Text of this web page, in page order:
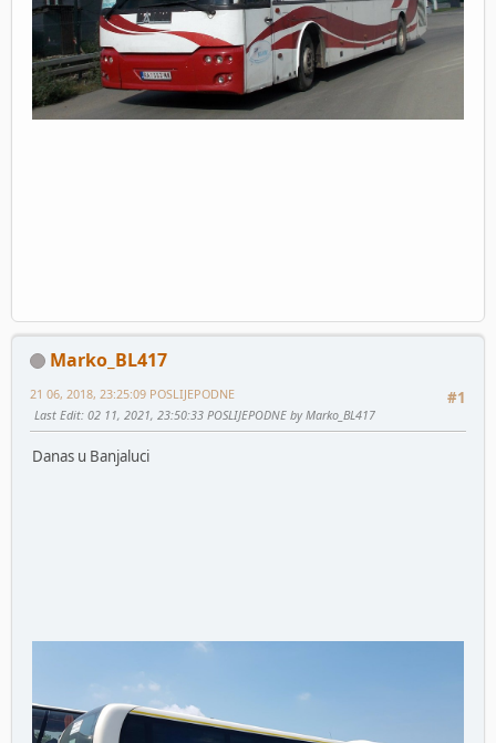
Marko_BL417
#1
21 06, 2018, 23:25:09 POSLIJEPODNE
Last Edit: 02 11, 2021, 23:50:33 POSLIJEPODNE by Marko_BL417
Danas u Banjaluci